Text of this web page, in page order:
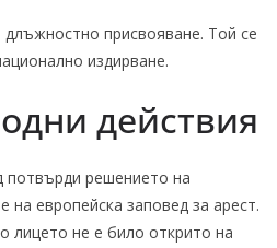
присвояване. Той се
издирване.
действия
потвърди решението на
на европейска заповед за арест.
лицето не е било открито на